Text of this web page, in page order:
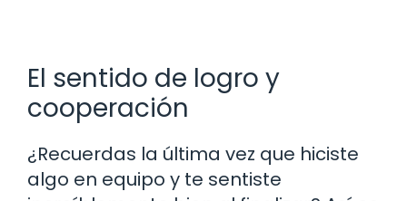
El sentido de logro y
cooperación
¿Recuerdas la última vez que hiciste
algo en equipo y te sentiste